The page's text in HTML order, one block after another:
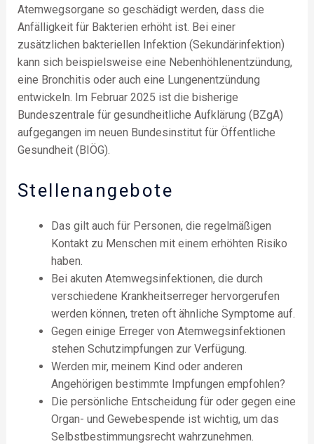
Atemwegsorgane so geschädigt werden, dass die
Anfälligkeit für Bakterien erhöht ist. Bei einer
zusätzlichen bakteriellen Infektion (Sekundärinfektion)
kann sich beispielsweise eine Nebenhöhlenentzündung,
eine Bronchitis oder auch eine Lungenentzündung
entwickeln. Im Februar 2025 ist die bisherige
Bundeszentrale für gesundheitliche Aufklärung (BZgA)
aufgegangen im neuen Bundesinstitut für Öffentliche
Gesundheit (BIÖG).
Stellenangebote
Das gilt auch für Personen, die regelmäßigen
Kontakt zu Menschen mit einem erhöhten Risiko
haben.
Bei akuten Atemwegsinfektionen, die durch
verschiedene Krankheitserreger hervorgerufen
werden können, treten oft ähnliche Symptome auf.
Gegen einige Erreger von Atemwegsinfektionen
stehen Schutzimpfungen zur Verfügung.
Werden mir, meinem Kind oder anderen
Angehörigen bestimmte Impfungen empfohlen?
Die persönliche Entscheidung für oder gegen eine
Organ- und Gewebespende ist wichtig, um das
Selbstbestimmungsrecht wahrzunehmen.